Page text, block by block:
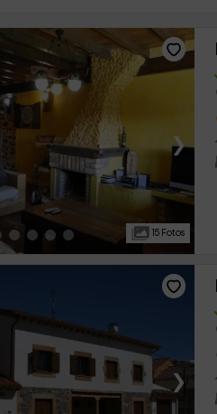
›
15 Fotos
›